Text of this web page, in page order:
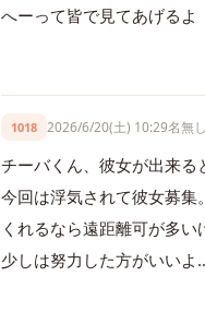
へーって皆で見てあげるよ
1018 2026/6/20(土) 10:29名無
チーバくん、彼女が出来る
今回は浮気されて彼女募
くれるなら遠距離可が多い
少しは努力した方がいいよ